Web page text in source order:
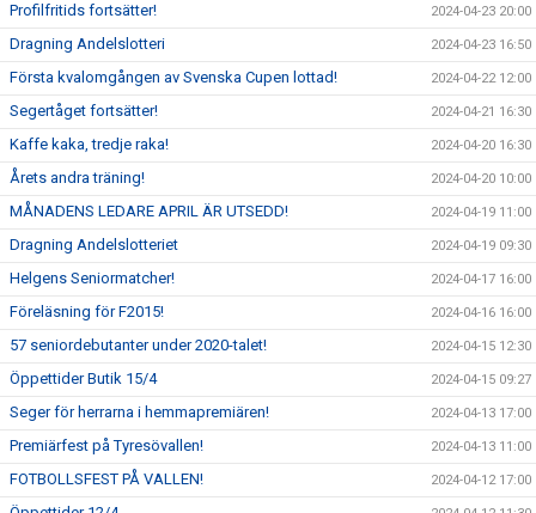
Profilfritids fortsätter! 2024-04-23 20:00
Dragning Andelslotteri 2024-04-23 16:50
Första kvalomgången av Svenska Cupen lottad! 2024-04-22 12:00
Segertåget fortsätter! 2024-04-21 16:30
Kaffe kaka, tredje raka! 2024-04-20 16:30
Årets andra träning! 2024-04-20 10:00
MÅNADENS LEDARE APRIL ÄR UTSEDD! 2024-04-19 11:00
Dragning Andelslotteriet 2024-04-19 09:30
Helgens Seniormatcher! 2024-04-17 16:00
Föreläsning för F2015! 2024-04-16 16:00
57 seniordebutanter under 2020-talet! 2024-04-15 12:30
Öppettider Butik 15/4 2024-04-15 09:27
Seger för herrarna i hemmapremiären! 2024-04-13 17:00
Premiärfest på Tyresövallen! 2024-04-13 11:00
FOTBOLLSFEST PÅ VALLEN! 2024-04-12 17:00